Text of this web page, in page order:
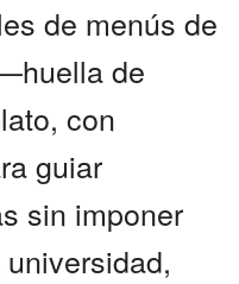
de menús de
de
con
guiar
sin imponer